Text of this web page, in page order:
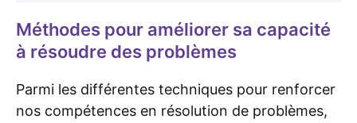
Méthodes pour améliorer sa capacité
à résoudre des problèmes
Parmi les différentes techniques pour renforcer
nos compétences en résolution de problèmes,